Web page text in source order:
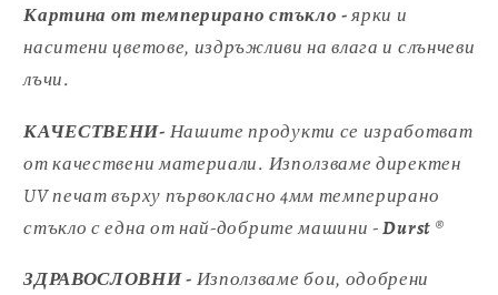
Картина от темперирано стъкло -ярки и
наситени цветове, издръжливи на влага и слънчеви
лъчи.
КАЧЕСТВЕНИ- Нашите продукти се изработват
от качествени материали. Използваме директен
UV печат върху първокласно 4мм темперирано
стъкло с една от най-добрите машини -Durst®
ЗДРАВОСЛОВНИ - Използваме бои, одобрени